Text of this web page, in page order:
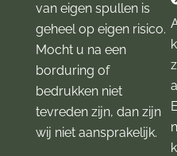
van eigen spullen is
geheel op eigen risico.
Mocht u na een
borduring of
bedrukken niet
tevreden zijn, dan zijn
wij niet aansprakelijk.